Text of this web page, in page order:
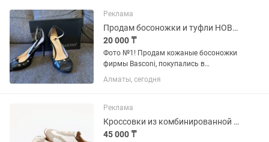
Реклама
Продам босоножки и туфли НОВЫЕ
20 000 ₸
Фото №1! Продам кожаные босоножки
фирмы Basconi, покупались в
фирменном магазине в МегаЦентре.
Размер 36 Фото №2. Продам
37 Цена 20.000тг за одну пару!!!...
Алматы, сегодня
Реклама
Кроссовки из комбинированной замши и кожи (бежевого цвета)
45 000 ₸